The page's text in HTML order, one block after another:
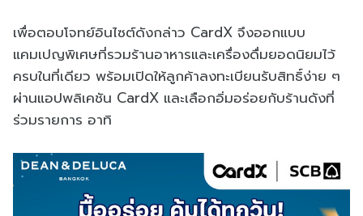
เพื่อตอบโจทย์อินไซต์ดังกล่าว CardX จึงออกแบบ
แคมเปญพิเศษที่รวมร้านอาหารและเครื่องดื่มยอดนิยมไว้
ครบในที่เดียว พร้อมเปิดให้ลูกค้าลงทะเบียนรับสิทธิ์ง่าย ๆ
ผ่านแอปพลิเคชัน CardX และเลือกอิ่มอร่อยกับร้านดังที่
ร่วมรายการ อาทิ